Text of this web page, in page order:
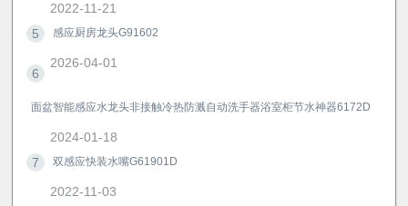
2022-11-21
5
感应厨房龙头G91602
2026-04-01
6
面盆智能感应水龙头非接触冷热防溅自动洗手器浴室柜节水神器6172D
2024-01-18
7
双感应快装水嘴G61901D
2022-11-03